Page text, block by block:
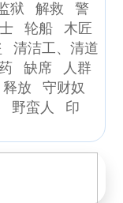
狱 解救
警
轮船
木匠
清洁工、清道
缺席
人群
释放
守财奴
野蛮人
印